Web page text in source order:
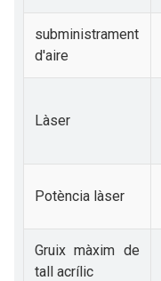
subministrament
d'aire
Làser
Potència làser
Gruix màxim de
tall acrílic